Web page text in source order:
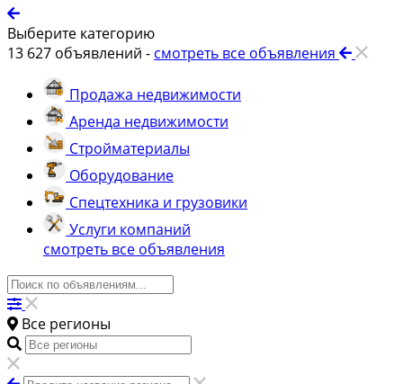
Выберите категорию
13 627 объявлений - смотреть все объявления
Продажа недвижимости
Аренда недвижимости
Стройматериалы
Оборудование
Спецтехника и грузовики
Услуги компаний
смотреть все объявления
Все регионы